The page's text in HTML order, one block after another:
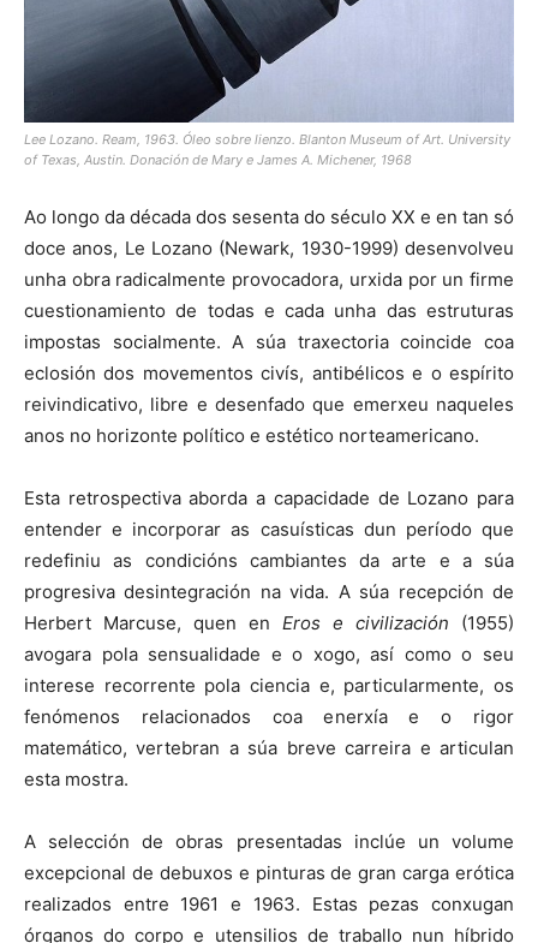
Lee Lozano. Ream, 1963. Óleo sobre lienzo. Blanton Museum of Art. University
of Texas, Austin. Donación de Mary e James A. Michener, 1968
Ao longo da década dos sesenta do século XX e en tan só
doce anos, Le Lozano (Newark, 1930-1999) desenvolveu
unha obra radicalmente provocadora, urxida por un firme
cuestionamiento de todas e cada unha das estruturas
impostas socialmente. A súa traxectoria coincide coa
eclosión dos movementos civís, antibélicos e o espírito
reivindicativo, libre e desenfado que emerxeu naqueles
anos no horizonte político e estético norteamericano.
Esta retrospectiva aborda a capacidade de Lozano para
entender e incorporar as casuísticas dun período que
redefiniu as condicións cambiantes da arte e a súa
progresiva desintegración na vida. A súa recepción de
Herbert Marcuse, quen en Eros e civilización (1955)
avogara pola sensualidade e o xogo, así como o seu
interese recorrente pola ciencia e, particularmente, os
fenómenos relacionados coa enerxía e o rigor
matemático, vertebran a súa breve carreira e articulan
esta mostra.
A selección de obras presentadas inclúe un volume
excepcional de debuxos e pinturas de gran carga erótica
realizados entre 1961 e 1963. Estas pezas conxugan
órganos do corpo e utensilios de traballo nun híbrido